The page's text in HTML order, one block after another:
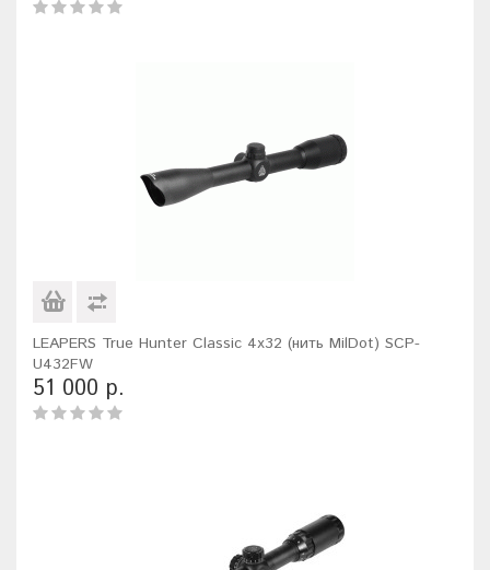
LEAPERS True Hunter Classic 4x32 (нить MilDot) SCP-
U432FW
51 000 р.